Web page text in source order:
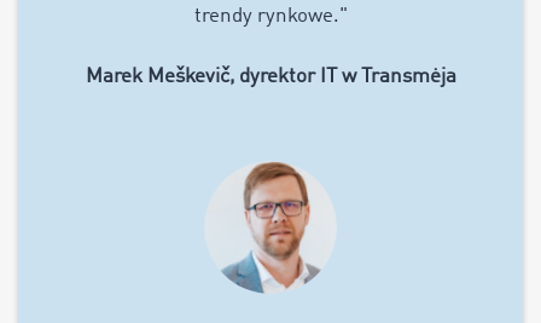
trendy rynkowe."
Marek Meškevič, dyrektor IT w Transmėja